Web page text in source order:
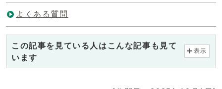
よくある質問
この記事を見ている人はこんな記事も見て
います
表示